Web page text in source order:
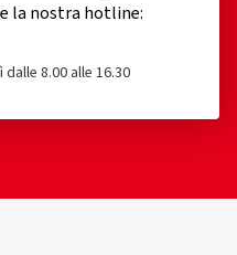
la nostra hotline:
8.00 alle 16.30